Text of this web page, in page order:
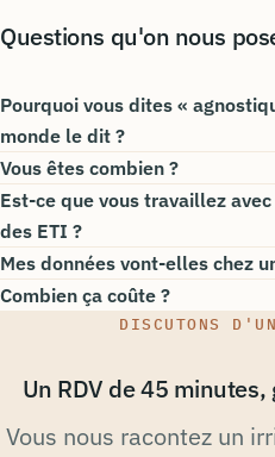
Questions qu'on nous
Pourquoi vous dites «
monde le dit ?
Vous êtes combien ?
Est-ce que vous travaillez
des ETI ?
Mes données vont-elles chez
Combien ça coûte ?
DISCUTONS
Un RDV de 45
Vous nous racontez un